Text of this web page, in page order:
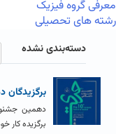
معرفی گروه فیزیک
رشته های تحصیلی
دسته‌بندی نشده
دهمین
برگزیده کار